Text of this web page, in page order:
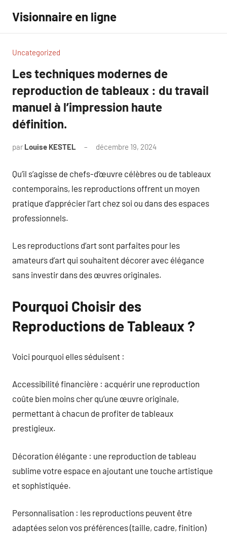
contenu
Visionnaire en ligne
Uncategorized
Les techniques modernes de
reproduction de tableaux : du travail
manuel à l’impression haute
définition.
par Louise KESTEL décembre 19, 2024
Qu’il s’agisse de chefs-d’œuvre célèbres ou de tableaux
contemporains, les reproductions offrent un moyen
pratique d’apprécier l’art chez soi ou dans des espaces
professionnels.
Les reproductions d’art sont parfaites pour les
amateurs d’art qui souhaitent décorer avec élégance
sans investir dans des œuvres originales.
Pourquoi Choisir des
Reproductions de Tableaux ?
Voici pourquoi elles séduisent :
Accessibilité financière : acquérir une reproduction
coûte bien moins cher qu’une œuvre originale,
permettant à chacun de profiter de tableaux
prestigieux.
Décoration élégante : une reproduction de tableau
sublime votre espace en ajoutant une touche artistique
et sophistiquée.
Personnalisation : les reproductions peuvent être
adaptées selon vos préférences (taille, cadre, finition)